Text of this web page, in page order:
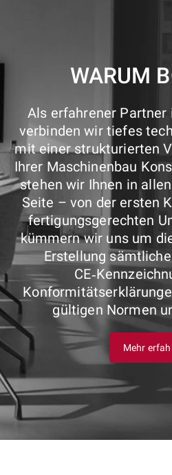
WARUM
Als erfahrener Partner
verbinden wir tiefes
mit einer strukturierten
Ihrer Maschinenbau
stehen wir Ihnen in
Seite – von der ersten
fertigungsgerechten
kümmern wir uns um
Erstellung
gültigen Normen
Mehr